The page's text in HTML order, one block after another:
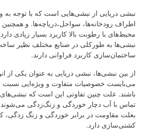
نبشی دریایی از نبشی‌هایی است که با توجه به
اطراف رودخانه‌ها، سواحل،دریاچه‌ها. و
محیط‌های با رطوبت بالا کاربرد بسیار زیادی
نبشی‌ها به طورکلی در صنایع مختلف نظیر
ساختمان‌سازی کاربرد فراوانی دارند.
از بین نبشی‌ها، نبشی دریایی به عنوان یکی از
می‌بایست خصوصیات متفاوت و ویژه‌ایی نسبت
باشند. علت چنین تفاوتی این است که
تماس با آب دچار خوردگی و زنگ‌زدگی می‌شوند.
بعلت مقاومت در برابر خوردگی و زنگ زدگی،
کشتی‌سازی دارد.